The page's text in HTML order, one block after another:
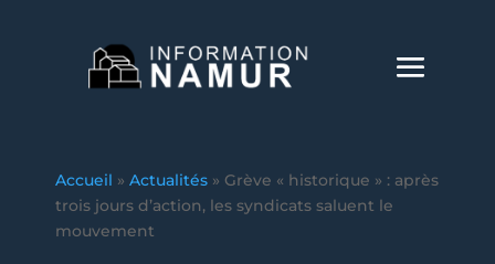
Accueil » Actualités » Grève « historique » : après
trois jours d’action, les syndicats saluent le
mouvement